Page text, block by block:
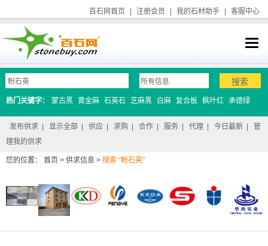
百石网首页 注册会员 我的石材助手 客服中心
热门关键字： 蒙古黑 黄金麻 石英石 芝麻黑 白麻 复合板 枫叶红 承德绿
发布供求 显示全部 供应 求购 合作 服务 代理 今日最新
管
理我的供求
您的位置： 首页 > 供求信息 > 搜索 "粉石英"